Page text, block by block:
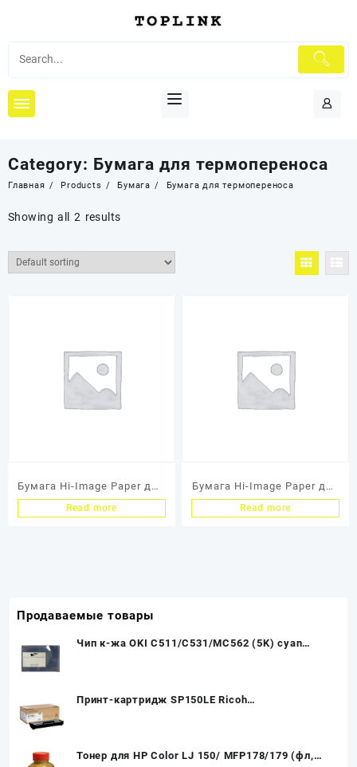
содержимому
Category: Бумага для термопереноса
Главная Products Бумага Бумага для термопереноса
Showing all 2 results
Бумага Hi-Image Paper для
термопереноса на
Read more
Бумага Hi-Image Paper для
термопереноса на темную
Read more
Продаваемые товары
Чип к-жа OKI C511/C531/MC562 (5K) cyan
Принт-картридж SP150LE Ricoh
Тонер для HP Color LJ 150/ MFP178/179 (фл,